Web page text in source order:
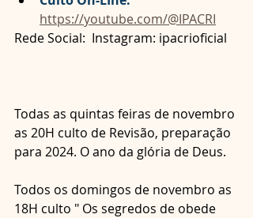
https://youtube.com/@IPACRI
Rede Social:  Instagram: ipacrioficial
Todas as quintas feiras de novembro
as 20H culto de Revisão, preparação
para 2024. O ano da glória de Deus.
Todos os domingos de novembro as
18H culto " Os segredos de obede